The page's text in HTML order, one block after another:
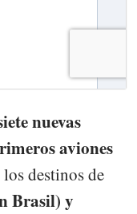
nuevas
aviones
destinos de
Brasil) y